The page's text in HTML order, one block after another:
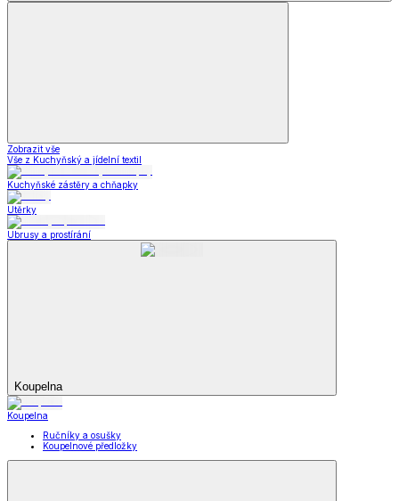
Zobrazit vše
Vše z Kuchyňský a jídelní textil
Kuchyňské zástěry a chňapky
Utěrky
Ubrusy a prostírání
Koupelna
Koupelna
Ručníky a osušky
Koupelnové předložky